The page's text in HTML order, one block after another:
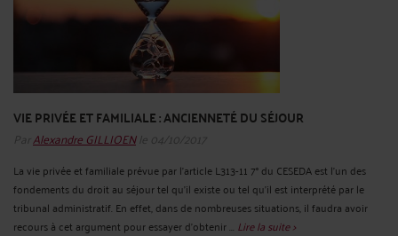
VIE PRIVÉE ET FAMILIALE : ANCIENNETÉ DU SÉJOUR
ParAlexandre GILLIOENle 04/10/2017
La vie privée et familiale prévue par l’article L313-11 7° du CESEDA est l’un des
fondements du droit au séjour tel qu’il existe ou tel qu’il est interprété par le
tribunal administratif. En effet, dans de nombreuses situations, il faudra avoir
recours à cet argument pour essayer d’obtenir ... Lire la suite >